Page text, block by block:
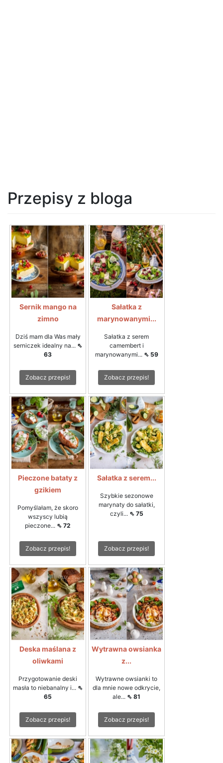
Przepisy z bloga
Sernik mango na
zimno
Dziś mam dla Was mały
serniczek idealny na... ⇖
63
Zobacz przepis!
Sałatka z
marynowanymi...
Sałatka z serem
camembert i
marynowanymi... ⇖ 59
Zobacz przepis!
Pieczone bataty z
gzikiem
Pomyślałam, że skoro
wszyscy lubią
pieczone... ⇖ 72
Zobacz przepis!
Sałatka z serem...
Szybkie sezonowe
marynaty do sałatki,
czyli... ⇖ 75
Zobacz przepis!
Deska maślana z
oliwkami
Przygotowanie deski
masła to niebanalny i... ⇖
65
Zobacz przepis!
Wytrawna owsianka
z...
Wytrawne owsianki to
dla mnie nowe odkrycie,
ale... ⇖ 81
Zobacz przepis!